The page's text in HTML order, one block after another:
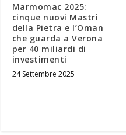
Marmomac 2025:
cinque nuovi Mastri
della Pietra e l’Oman
che guarda a Verona
per 40 miliardi di
investimenti
24 Settembre 2025